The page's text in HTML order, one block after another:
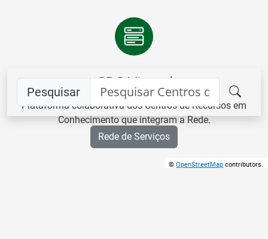
CRC Virtual
Plataforma colaborativa dos Centros de Recursos em
Conhecimento que integram a Rede.
©OpenStreetMap contributors.
Pesquisar
Rede de Serviços